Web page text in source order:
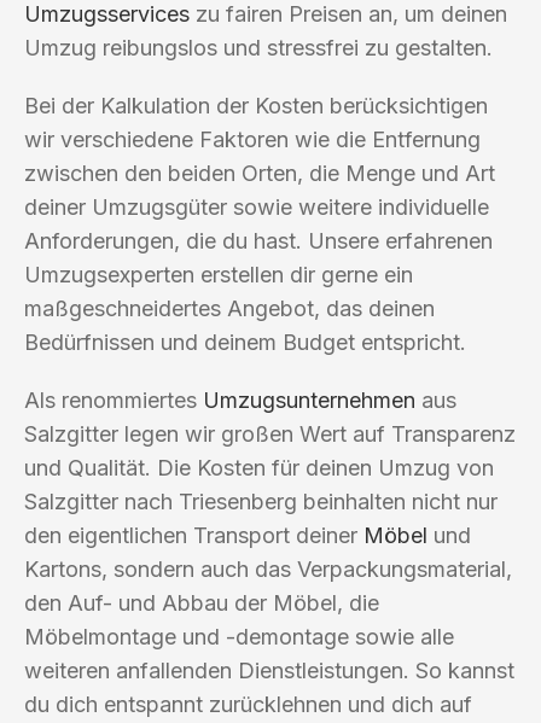
Umzugsservices zu fairen Preisen an, um deinen
Umzug reibungslos und stressfrei zu gestalten.
Bei der Kalkulation der Kosten berücksichtigen
wir verschiedene Faktoren wie die Entfernung
zwischen den beiden Orten, die Menge und Art
deiner Umzugsgüter sowie weitere individuelle
Anforderungen, die du hast. Unsere erfahrenen
Umzugsexperten erstellen dir gerne ein
maßgeschneidertes Angebot, das deinen
Bedürfnissen und deinem Budget entspricht.
Als renommiertes Umzugsunternehmen aus
Salzgitter legen wir großen Wert auf Transparenz
und Qualität. Die Kosten für deinen Umzug von
Salzgitter nach Triesenberg beinhalten nicht nur
den eigentlichen Transport deiner Möbel und
Kartons, sondern auch das Verpackungsmaterial,
den Auf- und Abbau der Möbel, die
Möbelmontage und -demontage sowie alle
weiteren anfallenden Dienstleistungen. So kannst
du dich entspannt zurücklehnen und dich auf